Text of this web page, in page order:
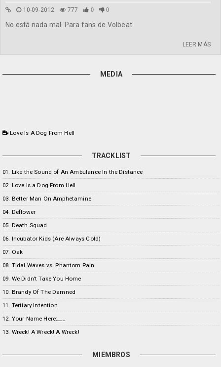
10-09-2012 777 0 0
No está nada mal. Para fans de Volbeat.
LEER MÁS
MEDIA
Love Is A Dog From Hell
TRACKLIST
01. Like the Sound of An Ambulance In the Distance
02. Love Is a Dog From Hell
03. Better Man On Amphetamine
04. Deflower
05. Death Squad
06. Incubator Kids (Are Always Cold)
07. Oak
08. Tidal Waves vs. Phantom Pain
09. We Didn't Take You Home
10. Brandy Of The Damned
11. Tertiary Intention
12. Your Name Here:___
13. Wreck! A Wreck! A Wreck!
MIEMBROS